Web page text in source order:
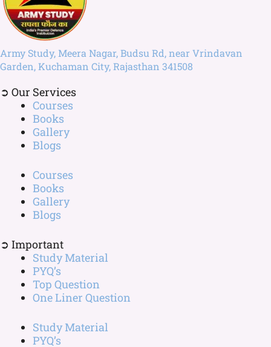
Army Study, Meera Nagar, Budsu Rd, near Vrindavan
Garden, Kuchaman City, Rajasthan 341508
➲ Our Services
Courses
Books
Gallery
Blogs
Courses
Books
Gallery
Blogs
➲ Important
Study Material
PYQ’s
Top Question
One Liner Question
Study Material
PYQ’s